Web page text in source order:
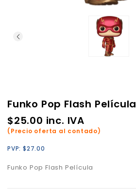
Funko Pop Flash Película
$25.00 inc. IVA
(Precio oferta al contado)
PVP: $27.00
Funko Pop Flash Película